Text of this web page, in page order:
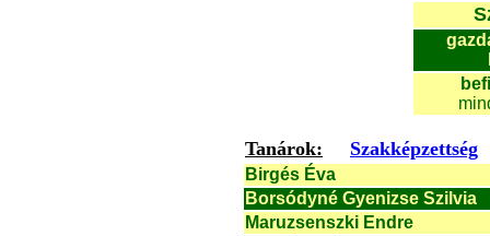
Tanárok: Szakképzettség
Birgés Éva
Borsódyné Gyenizse Szilvia
Maruzsenszki Endre